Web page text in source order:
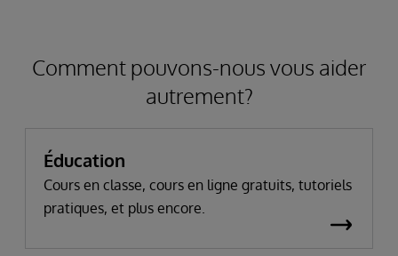
Comment pouvons-nous vous aider
autrement?
Éducation
Cours en classe, cours en ligne gratuits, tutoriels
pratiques, et plus encore.